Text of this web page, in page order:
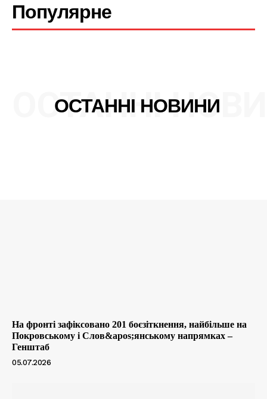
Company
Популярне
ОСТАННІ НОВИНИ
ОСТАННІ
На фронті зафіксовано 201 боєзіткнення, найбільше на
Покровському і Слов&apos;янському напрямках –
Генштаб
05.07.2026